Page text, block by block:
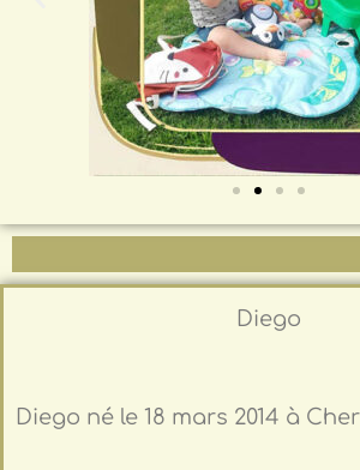
Diego
Diego né le 18 mars 2014 à